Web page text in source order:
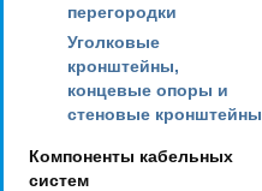
перегородки
Уголковые
кронштейны,
концевые опоры и
стеновые кронштейны
Компоненты кабельных
систем